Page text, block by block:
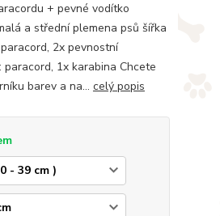
+ pevné vodítko
a střední plemena psů šířka
2x pevnostní
1x karabina Chcete
barev a na... celý popis